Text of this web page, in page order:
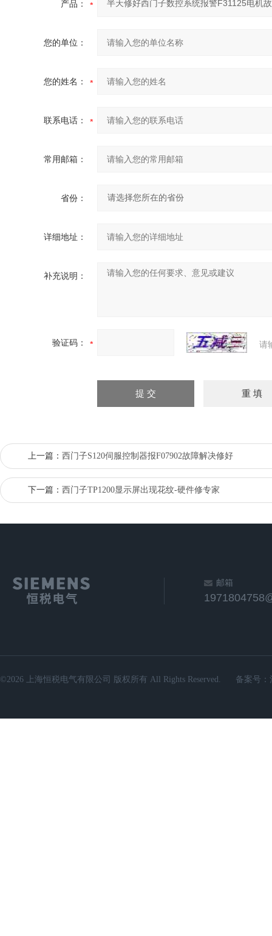
产品：
您的单位：
您的姓名：
联系电话：
常用邮箱：
省份：
详细地址：
补充说明：
验证码： 请
上一篇： 西门子S120伺服控制器报F07902故障解决修好
下一篇： 西门子TP1200显示屏出现花纹-硬件修专家
邮箱
©2026 上海恒税电气有限公司 版权所有 All Rights Reserved. 备案号：